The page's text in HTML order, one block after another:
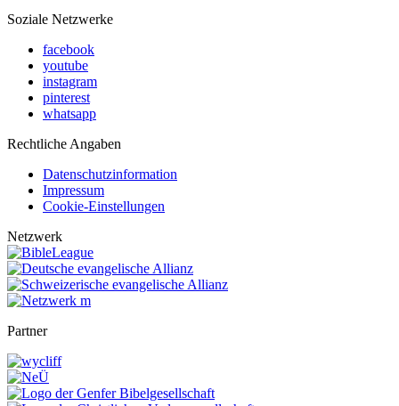
Soziale Netzwerke
facebook
youtube
instagram
pinterest
whatsapp
Rechtliche Angaben
Datenschutzinformation
Impressum
Cookie-Einstellungen
Netzwerk
Partner